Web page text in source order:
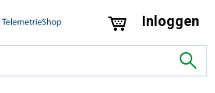
Inloggen